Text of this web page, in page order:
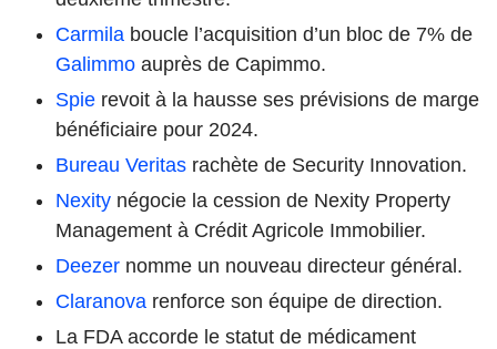
Carmila boucle l’acquisition d’un bloc de 7% de
Galimmo auprès de Capimmo.
Spie revoit à la hausse ses prévisions de marge
bénéficiaire pour 2024.
Bureau Veritas rachète de Security Innovation.
Nexity négocie la cession de Nexity Property
Management à Crédit Agricole Immobilier.
Deezer nomme un nouveau directeur général.
Claranova renforce son équipe de direction.
La FDA accorde le statut de médicament